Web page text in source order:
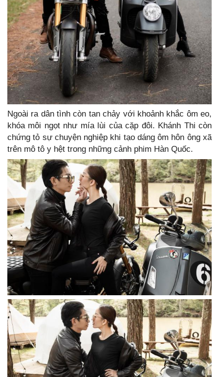
Ngoài ra dân tình còn tan chảy với khoảnh khắc ôm eo,
khóa môi ngọt như mía lùi của cặp đôi. Khánh Thi còn
chứng tỏ sự chuyện nghiệp khi tạo dáng ôm hôn ông xã
trên mô tô y hệt trong những cảnh phim Hàn Quốc.